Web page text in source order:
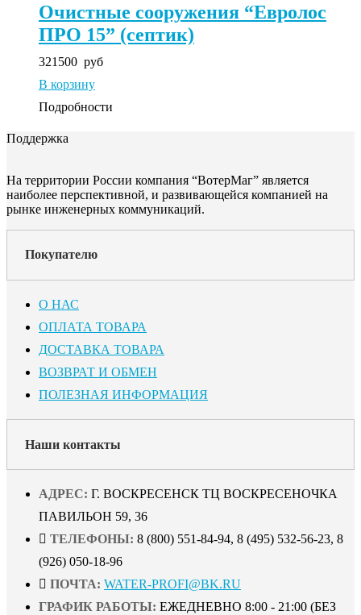
Очистные сооружения “Евролос
ПРО 15” (септик)
321500 руб
В корзину
Подробности
Поддержка
На территории России компания “ВотерМаг” является
наиболее перспективной, и развивающейся компанией на
рынке инженерных коммуникаций.
Покупателю
О НАС
ОПЛАТА ТОВАРА
ДОСТАВКА ТОВАРА
ВОЗВРАТ И ОБМЕН
ПОЛЕЗНАЯ ИНФОРМАЦИЯ
Наши контакты
АДРЕС: Г. ВОСКРЕСЕНСК ТЦ ВОСКРЕСЕНОЧКА
ПАВИЛЬОН 59, 36
ТЕЛЕФОНЫ: 8 (800) 551-84-94, 8 (495) 532-56-23, 8
(926) 050-18-96
ПОЧТА: WATER-PROFI@BK.RU
ГРАФИК РАБОТЫ: ЕЖЕДНЕВНО 8:00 - 21:00 (БЕЗ